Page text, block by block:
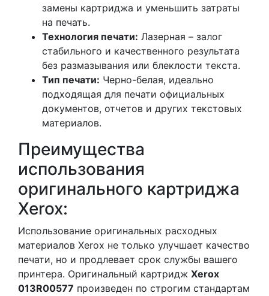
замены картриджа и уменьшить затраты
на печать.
Технология печати: Лазерная – залог
стабильного и качественного результата
без размазывания или блеклости текста.
Тип печати: Черно-белая, идеально
подходящая для печати официальных
документов, отчетов и других текстовых
материалов.
Преимущества
использования
оригинального картриджа
Xerox:
Использование оригинальных расходных
материалов Xerox не только улучшает качество
печати, но и продлевает срок службы вашего
принтера. Оригинальный картридж Xerox
013R00577 произведен по строгим стандартам